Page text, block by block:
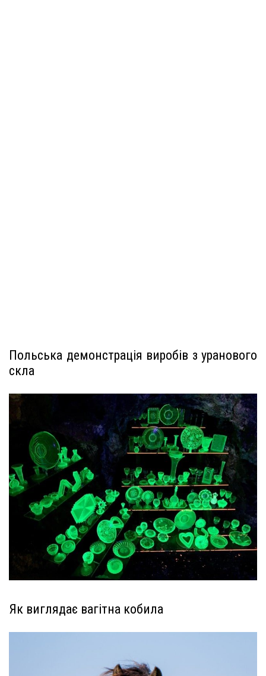
Польська демонстрація виробів з уранового
скла
Як виглядає вагітна кобила